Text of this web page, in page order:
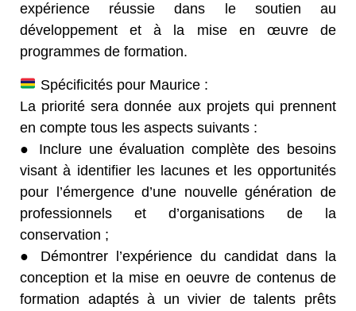
expérience réussie dans le soutien au
développement et à la mise en œuvre de
programmes de formation.
Spécificités pour Maurice :
La priorité sera donnée aux projets qui prennent
en compte tous les aspects suivants :
● Inclure une évaluation complète des besoins
visant à identifier les lacunes et les opportunités
pour l’émergence d’une nouvelle génération de
professionnels et d’organisations de la
conservation ;
● Démontrer l’expérience du candidat dans la
conception et la mise en oeuvre de contenus de
formation adaptés à un vivier de talents prêts